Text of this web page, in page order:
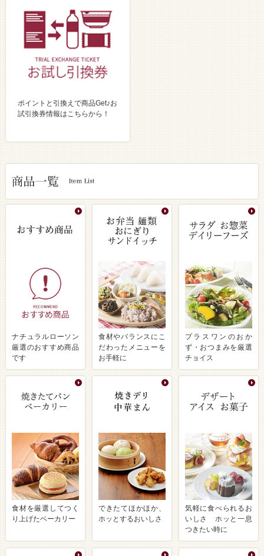
ポイントと引換えで商品Get♪お
試引換券情報はこちらから！
ナチュラルローソン
厳選のおすすめ商品
です
食材やバランスにこ
だわったメニューを
お手軽に
プラスワンのおか
ず・おつまみを厳選
チョイス
食材を厳選してつく
り上げたベーカリー
できたてほかほか、
ホッとするおいしさ
気軽に食べられるお
いしさ ホッと一息
つきたい時に